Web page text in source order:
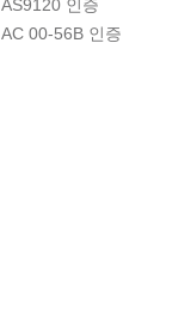
AS9120 인증
AC 00-56B 인증